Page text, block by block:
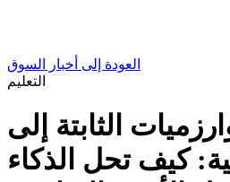
العودة إلى أخبار السوق
التعليم
الثابتة إلى
كيف تحل الذكاء